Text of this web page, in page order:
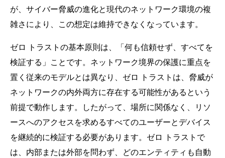
が、サイバー脅威の進化と現代のネットワーク環境の複
雑さにより、この想定は維持できなくなっています。
ゼロ トラストの基本原則は、「何も信頼せず、すべてを
検証する」ことです。ネットワーク境界の保護に重点を
置く従来のモデルとは異なり、ゼロ トラストは、脅威が
ネットワークの内外両方に存在する可能性があるという
前提で動作します。したがって、場所に関係なく、リソ
ースへのアクセスを求めるすべてのユーザーとデバイス
を継続的に検証する必要があります。ゼロ トラストで
は、内部または外部を問わず、どのエンティティも自動